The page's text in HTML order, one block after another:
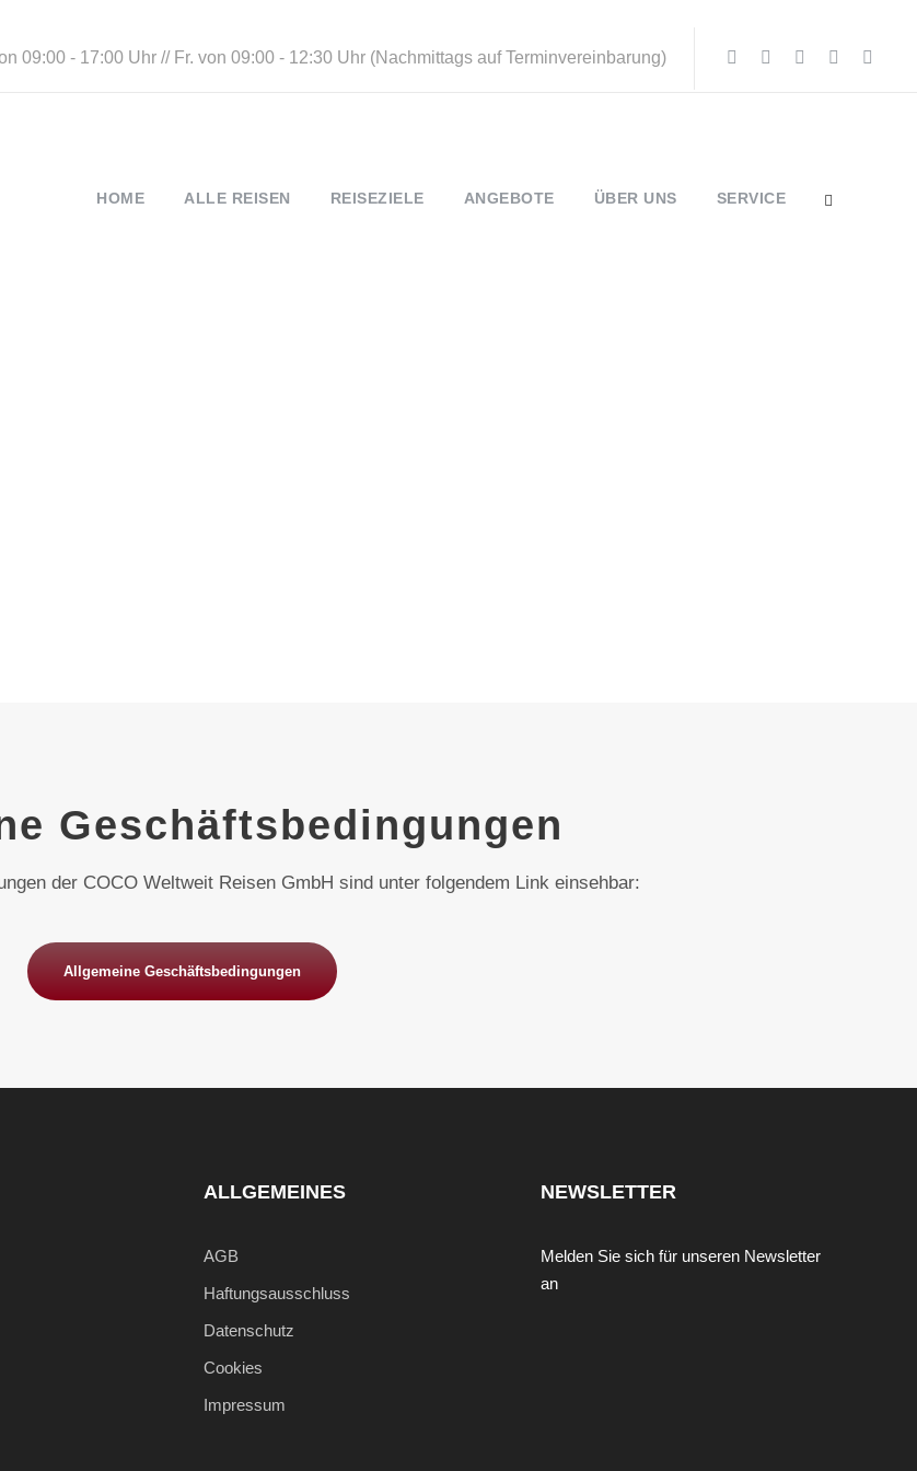
09:00 - 17:00 Uhr // Fr. von 09:00 - 12:30 Uhr (Nachmittags auf Terminvereinbarung)
HOME ALLE REISEN REISEZIELE ANGEBOTE ÜBER UNS SERVICE
Geschäftsbedingungen
der COCO Weltweit Reisen GmbH sind unter folgendem Link einsehbar:
Allgemeine Geschäftsbedingungen
ALLGEMEINES
AGB
Haftungsausschluss
Datenschutz
Cookies
Impressum
NEWSLETTER
Melden Sie sich für unseren Newsletter
an